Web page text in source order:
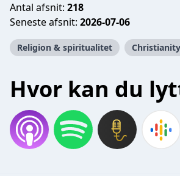
Antal afsnit: 218
Seneste afsnit: 2026-07-06
Religion & spiritualitet Christianity
Hvor kan du